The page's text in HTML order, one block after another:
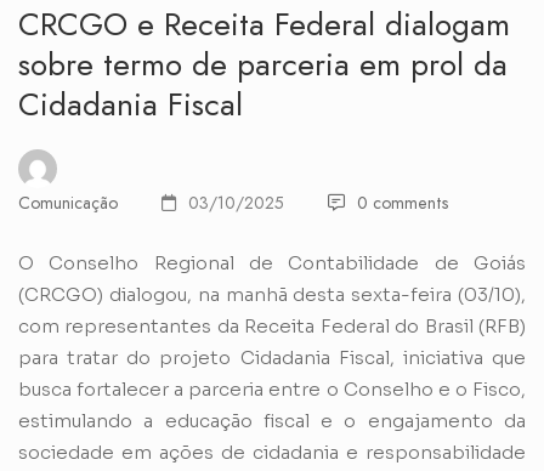
CRCGO e Receita Federal dialogam
sobre termo de parceria em prol da
Cidadania Fiscal
Comunicação 03/10/2025 0 comments
O Conselho Regional de Contabilidade de Goiás
(CRCGO) dialogou, na manhã desta sexta-feira (03/10),
com representantes da Receita Federal do Brasil (RFB)
para tratar do projeto Cidadania Fiscal, iniciativa que
busca fortalecer a parceria entre o Conselho e o Fisco,
estimulando a educação fiscal e o engajamento da
sociedade em ações de cidadania e responsabilidade